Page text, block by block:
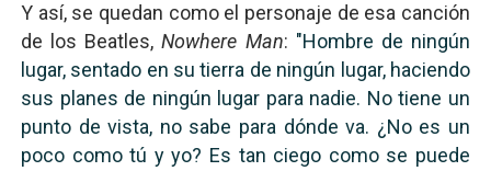
Y así, se quedan como el personaje de esa canción
de los Beatles,Nowhere Man: "Hombre de ningún
lugar, sentado en su tierra de ningún lugar, haciendo
sus planes de ningún lugar para nadie. No tiene un
punto de vista, no sabe para dónde va. ¿No es un
poco como tú y yo? Es tan ciego como se puede